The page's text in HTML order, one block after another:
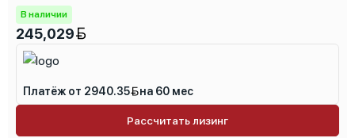
В наличии
245,029
Платёж от 2940.35 на 60 мес
Рассчитать лизинг